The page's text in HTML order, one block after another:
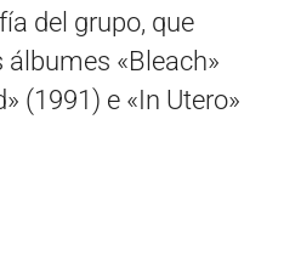
del grupo, que
«Bleach»
(1991) e «In Utero»